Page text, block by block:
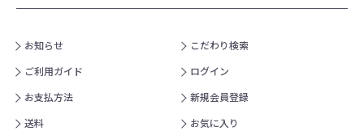
お知らせ
ご利用ガイド
お支払方法
送料
こだわり検索
ログイン
新規会員登録
お気に入り